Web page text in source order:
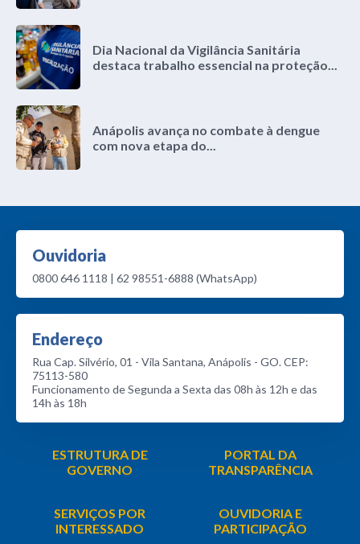
Dia Nacional da Vigilância Sanitária
destaca trabalho essencial na proteção...
Anápolis avança no combate à dengue
com nova etapa do...
Ouvidoria
0800 646 1118 | 62 98551-6888 (WhatsApp)
Endereço
Rua Cap. Silvério, 01 - Vila Santana, Anápolis - GO. CEP:
75113-580
Funcionamento de Segunda a Sexta das 08h às 12h e das
14h às 18h
ESTRUTURA DE
GOVERNO
PORTAL DA
TRANSPARÊNCIA
SERVIÇOS POR
INTERESSADO
OUVIDORIA E
PARTICIPAÇÃO